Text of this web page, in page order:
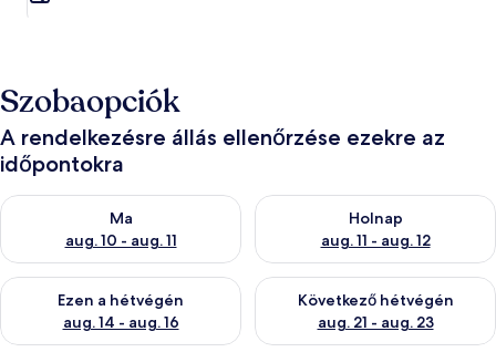
Szobaopciók
A rendelkezésre állás ellenőrzése ezekre az
időpontokra
Ma
aug. 10 - aug. 11
A ma esti rendelkezésre állás ellenőrzése: aug. 10 - aug. 11
Holnap
aug. 11 - aug. 12
A holnapi rendelkezésre állás
Ezen a hétvégén
aug. 14 - aug. 16
A mostani hétvégi rendelkezésre állás ellenőrzése: aug. 14 -
Következő hétvégén
aug. 21 - aug. 23
A következő hétvégi